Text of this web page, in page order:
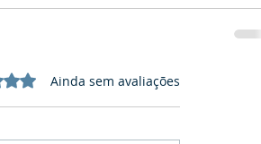
com 0 de 5 estrelas.
Ainda sem avaliações